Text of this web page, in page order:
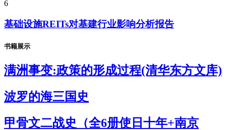
6
基础设施REITs对基建行业影响分析报告
书籍展示
满洲事变:政策的形成过程(清华东方文库)
波罗的海三国史
甲骨文二战史（全6册使日十年+南京